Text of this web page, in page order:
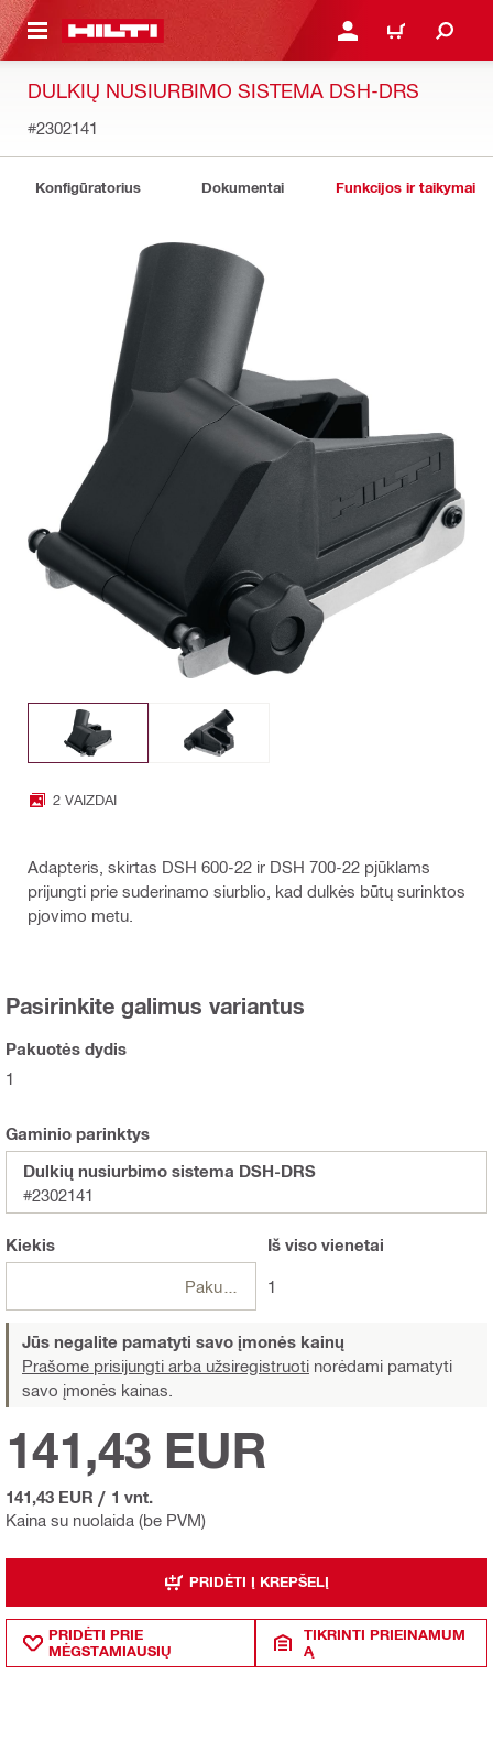
TURINIO PRISIJUNGTI ARBA
PIRKINIŲ
DULKIŲ NUSIURBIMO SISTEMA DSH-DRS
#2302141
Konfigūratorius Dokumentai Funkcijos ir taikymai
2 VAIZDAI
Adapteris, skirtas DSH 600-22 ir DSH 700-22 pjūklams
prijungti prie suderinamo siurblio, kad dulkės būtų surinktos
pjovimo metu.
Pasirinkite galimus variantus
Pakuotės dydis
1
Gaminio parinktys
Dulkių nusiurbimo sistema DSH-DRS
#2302141
Kiekis
Pakuotės
Iš visovienetai
1
Jūs negalite pamatyti savo įmonės kainų
Prašome prisijungti arba užsiregistruoti norėdami pamatyti
savo įmonės kainas.
Kaina su nuolaida (be PVM)
141,43 EUR
141,43 EUR / 1 vnt.
PRIDĖTI Į KREPŠELĮ
PRIDĖTI PRIE
MĖGSTAMIAUSIŲ
TIKRINTI PRIEINAMUM
Ą